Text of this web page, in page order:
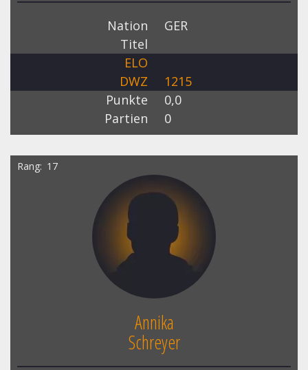
Nation
GER
Titel
ELO
DWZ
1215
Punkte
0,0
Partien
0
Rang 17
Annika
Schreyer